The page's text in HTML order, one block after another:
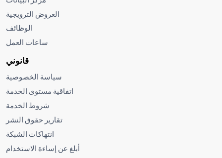
العروض الترويجية
الوظائف
ساعات العمل
قانوني
سياسة الخصوصية
اتفاقية مستوى الخدمة
شروط الخدمة
تقارير حقوق النشر
انتهاكات الشبكة
أبلغ عن إساءة الاستخدام